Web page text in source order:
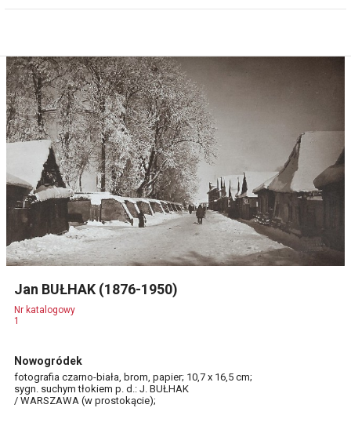
Jan BUŁHAK (1876-1950)
Nr katalogowy
1
Nowogródek
fotografia czarno-biała, brom, papier; 10,7 x 16,5 cm;
sygn. suchym tłokiem p. d.: J. BUŁHAK
/ WARSZAWA (w prostokącie);